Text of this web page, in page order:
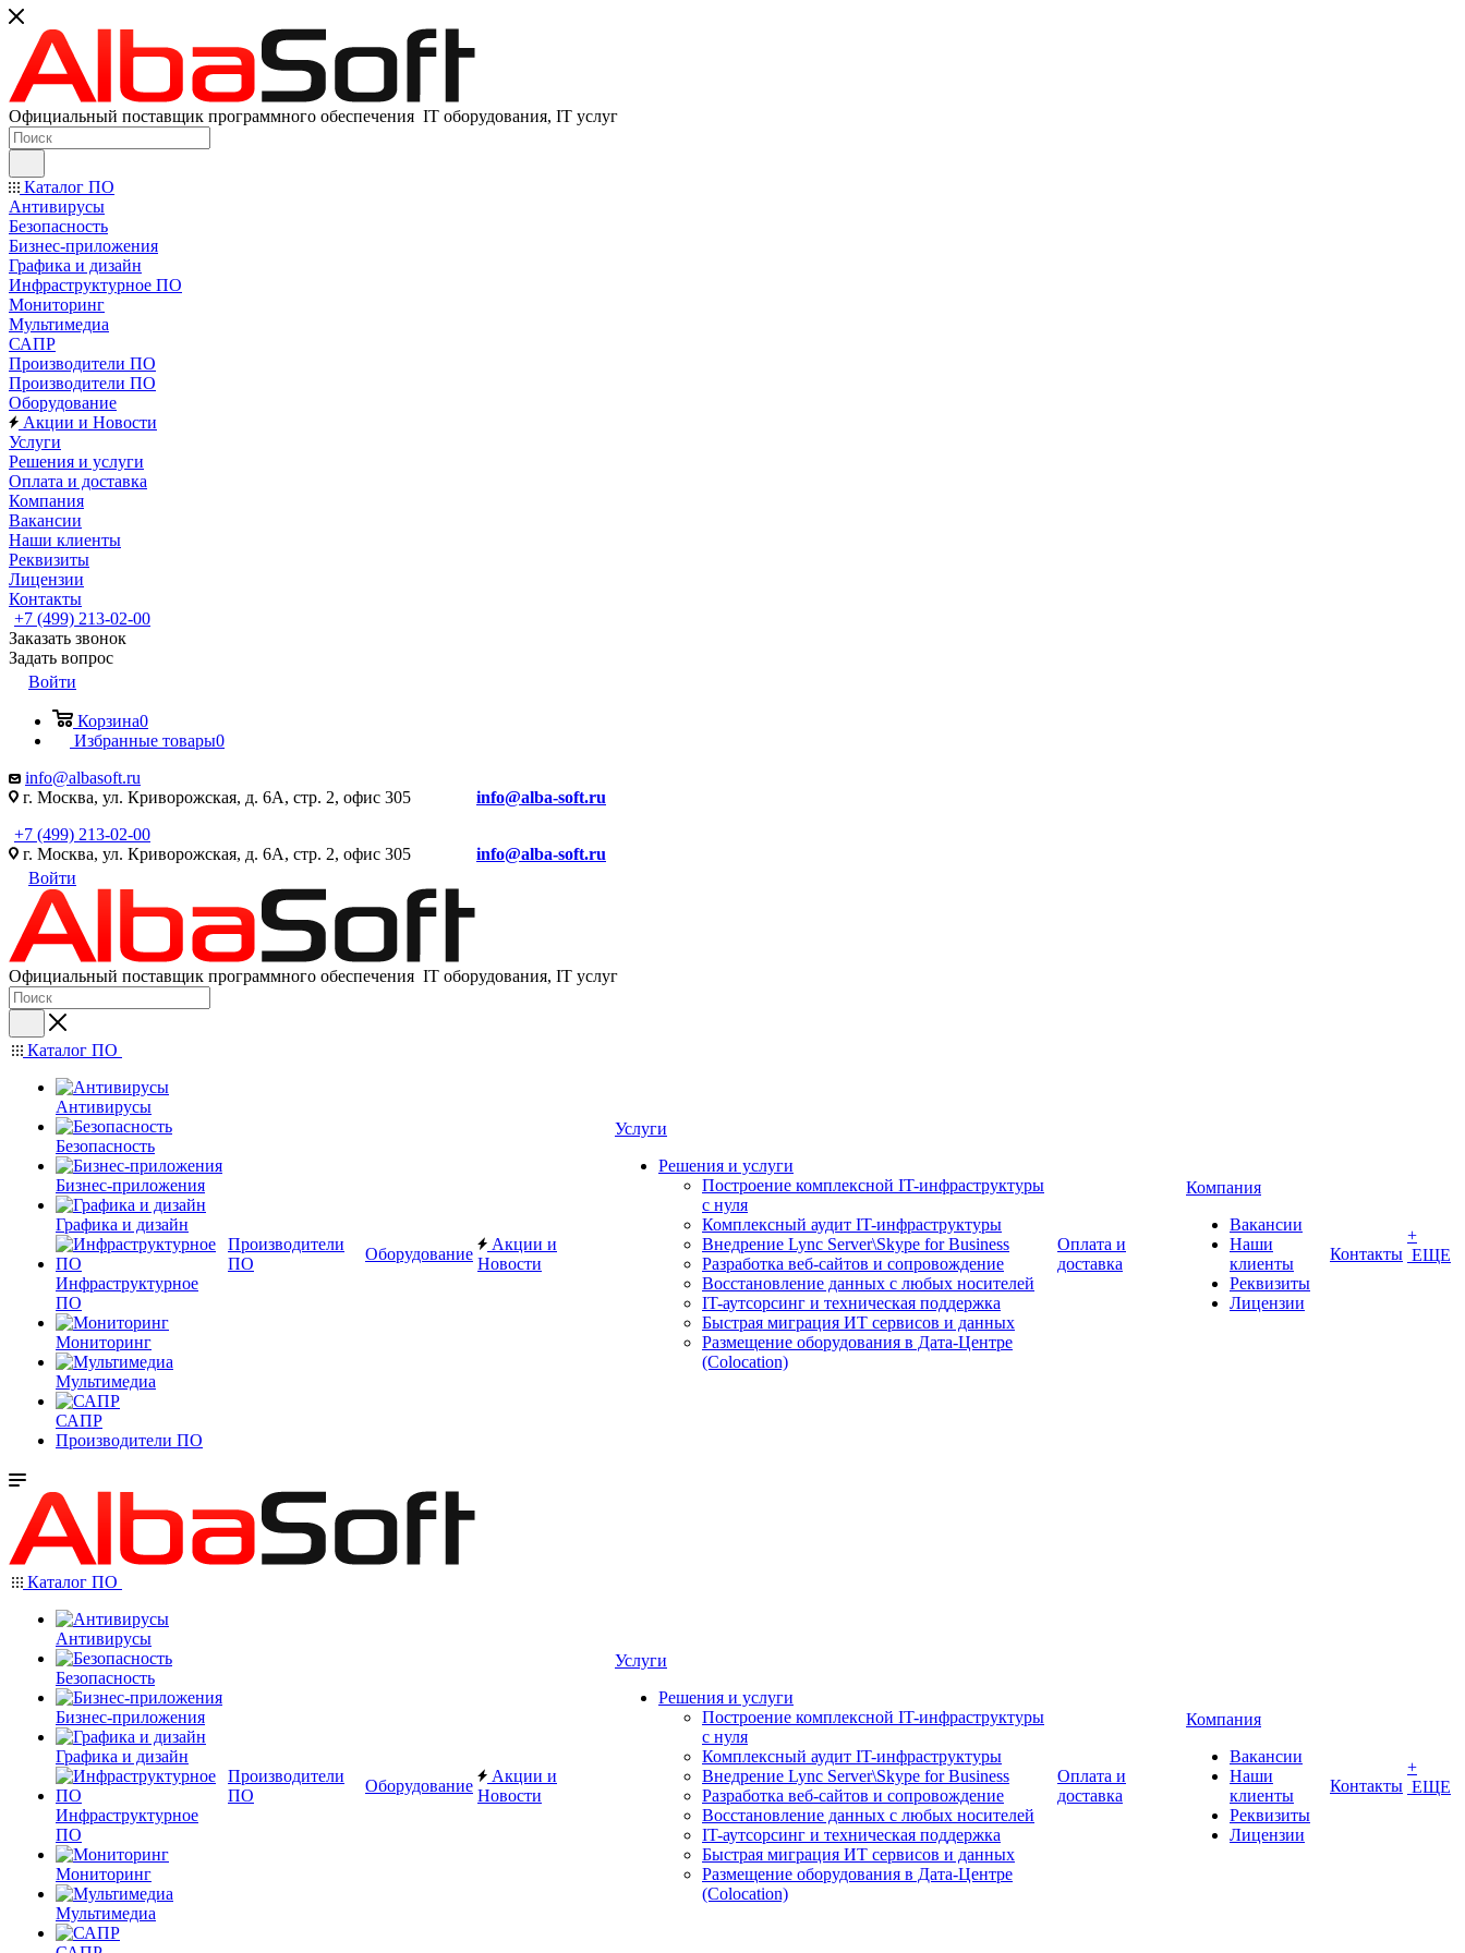
Официальный поставщик программного обеспечения IT оборудования, IT услуг
Каталог ПО
Антивирусы
Безопасность
Бизнес-приложения
Графика и дизайн
Инфраструктурное ПО
Мониторинг
Мультимедиа
САПР
Производители ПО
Производители ПО
Оборудование
Акции и Новости
Услуги
Решения и услуги
Оплата и доставка
Компания
Вакансии
Наши клиенты
Реквизиты
Лицензии
Контакты
+7 (499) 213-02-00
Заказать звонок
Задать вопрос
Войти
Корзина0
Избранные товары0
info@albasoft.ru
г. Москва, ул. Криворожская, д. 6А, стр. 2, офис 305 info@alba-soft.ru
+7 (499) 213-02-00
г. Москва, ул. Криворожская, д. 6А, стр. 2, офис 305 info@alba-soft.ru
Войти
Официальный поставщик программного обеспечения IT оборудования, IT услуг
Каталог ПО
Антивирусы
Безопасность
Бизнес-приложения
Графика и дизайн
Инфраструктурное
ПО
Мониторинг
Мультимедиа
САПР
Производители ПО
Производители
ПО
Оборудование
Акции и
Новости
Услуги
Решения и услуги
Построение комплексной IT-инфраструктуры
с нуля
Комплексный аудит IT-инфраструктуры
Внедрение Lync Server\Skype for Business
Разработка веб-сайтов и сопровождение
Восстановление данных с любых носителей
IT-аутсорсинг и техническая поддержка
Быстрая миграция ИТ сервисов и данных
Размещение оборудования в Дата-Центре
(Colocation)
Оплата и
доставка
Компания
Вакансии
Наши
клиенты
Реквизиты
Лицензии
Контакты
+
ЕЩЕ
Каталог ПО
Антивирусы
Безопасность
Бизнес-приложения
Графика и дизайн
Инфраструктурное
ПО
Мониторинг
Мультимедиа
Производители
ПО
Оборудование
Акции и
Новости
Услуги
Решения и услуги
Построение комплексной IT-инфраструктуры
с нуля
Комплексный аудит IT-инфраструктуры
Внедрение Lync Server\Skype for Business
Разработка веб-сайтов и сопровождение
Восстановление данных с любых носителей
IT-аутсорсинг и техническая поддержка
Быстрая миграция ИТ сервисов и данных
Размещение оборудования в Дата-Центре
(Colocation)
Оплата и
доставка
Компания
Вакансии
Наши
клиенты
Реквизиты
Лицензии
Контакты
+
ЕЩЕ